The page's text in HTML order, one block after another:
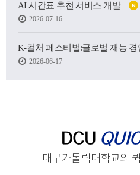
하지만 처음 마주한 강의실도,
처음 건넨 인사도,
생각보다 낯설고 서툴렀습니다.
AI 시간표 추천 서비스 개발 N
2026-07-16
K-컬처 페스티벌:글로벌 재능 경
2026-06-17
DCU
대구가톨릭대학교의